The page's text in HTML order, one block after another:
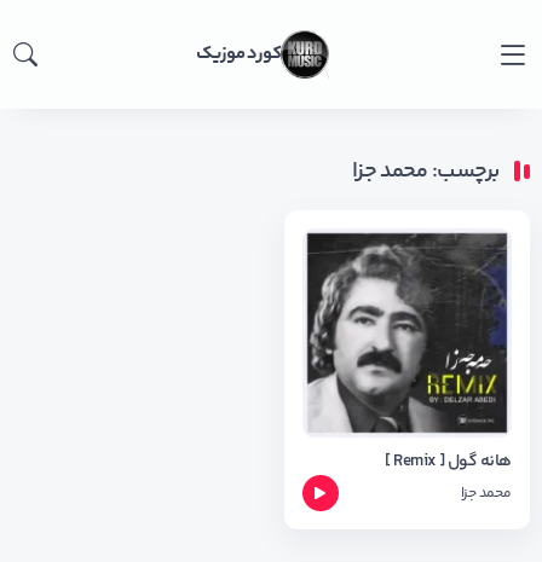
کورد موزیک
برچسب: محمد جزا
هانه گول [ Remix ]
محمد جزا